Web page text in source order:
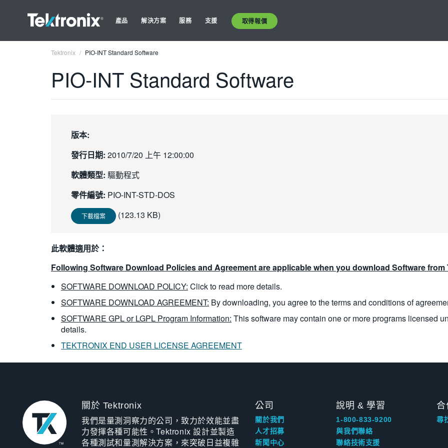
產品 解決方案 服務 支援 取得報價
Tektronix PIO-INT Standard Software
PIO-INT Standard Software
版本:
發行日期: 2010/7/20 上午 12:00:00
軟體類型: 驅動程式
零件編號: PIO-INT-STD-DOS
下載檔案 (123.13 KB)
此軟體適用於：
Following Software Download Policies and Agreement are applicable when you download Software
SOFTWARE DOWNLOAD POLICY: Click to read more details.
SOFTWARE DOWNLOAD AGREEMENT: By downloading, you agree to the terms and conditions of
SOFTWARE GPL or LGPL Program Information: This software may contain one or more programs licensed
details.
TEKTRONIX END USER LICENSE AGREEMENT
關於 Tektronix
我們是量測洞察力的公司，致力於效能並盡
力發揮各種可能性。Tektronix 設計並製造
各種測試和量測解決方案，來突破日益複雜
公司
關於我們
人才招募
新聞中心
說明 & 學習
1-800-833-9200
與我們聯絡
聯絡技術支援
合
尋